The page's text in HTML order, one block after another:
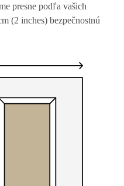
presne podľa vašich
(2 inches) bezpečnostnú